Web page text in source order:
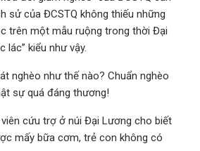
sử của ĐCSTQ không thiếu những
trên một mẫu ruộng trong thời Đại
lác” kiểu như vậy.
nghèo như thế nào? Chuẩn nghèo
sự quá đáng thương!
cứu trợ ở núi Đại Lương cho biết
mấy bữa cơm, trẻ con không có